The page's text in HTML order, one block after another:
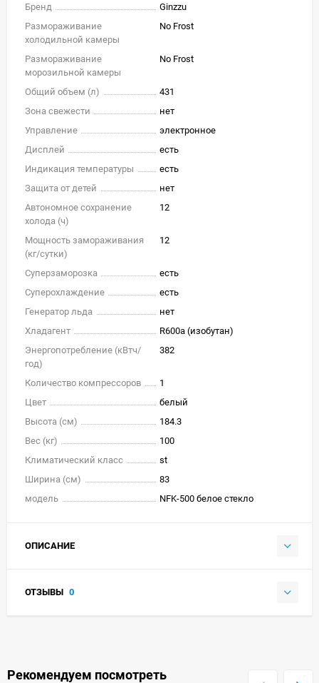
Бренд
Ginzzu
Размораживание
холодильной камеры
No Frost
Размораживание
морозильной камеры
No Frost
Общий объем (л)
431
Зона свежести
нет
Управление
электронное
Дисплей
есть
Индикация температуры
есть
Защита от детей
нет
Автономное сохранение
холода (ч)
12
Мощность замораживания
(кг/cутки)
12
Суперзаморозка
есть
Суперохлаждение
есть
Генератор льда
нет
Хладагент
R600a (изобутан)
Энергопотребление (кВтч/
год)
382
Количество компрессоров
1
Цвет
белый
Высота (см)
184.3
Вес (кг)
100
Климатический класс
st
Ширина (см)
83
модель
NFK-500 белое стекло
ОПИСАНИЕ
ОТЗЫВЫ 0
Рекомендуем посмотреть